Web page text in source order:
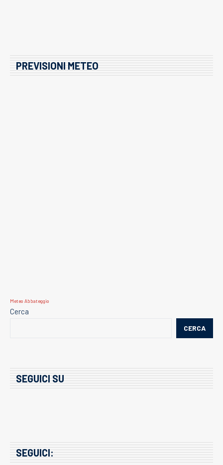
PREVISIONI METEO
Meteo Abbateggio
Cerca
CERCA
SEGUICI SU
SEGUICI: